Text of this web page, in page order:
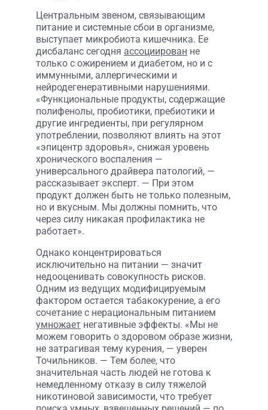
Центральным звеном, связывающим
питание и системные сбои в организме,
выступает микробиота кишечника. Ее
дисбаланс сегодня ассоциирован не
только с ожирением и диабетом, но и с
иммунными, аллергическими и
нейродегенеративными нарушениями.
«Функциональные продукты, содержащие
полифенолы, пробиотики, пребиотики и
другие ингредиенты, при регулярном
употреблении, позволяют влиять на этот
«эпицентр здоровья», снижая уровень
хронического воспаления —
универсального драйвера патологий, —
рассказывает эксперт. — При этом
продукт должен быть не только полезным,
но и вкусным. Мы должны помнить, что
через силу никакая профилактика не
работает».
Однако концентрироваться
исключительно на питании — значит
недооценивать совокупность рисков.
Одним из ведущих модифицируемым
фактором остается табакокурение, а его
сочетание с нерациональным питанием
умножает негативные эффекты. «Мы не
можем говорить о здоровом образе жизни,
не затрагивая тему курения, — уверен
Точильников. — Тем более, что
значительная часть людей не готова к
немедленному отказу в силу тяжелой
никотиновой зависимости, что требует